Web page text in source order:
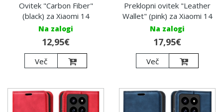
Ovitek "Carbon Fiber"
(black) za Xiaomi 14
Na zalogi
12,95€
Več
Preklopni ovitek "Leather
Wallet" (pink) za Xiaomi 14
Na zalogi
17,95€
Več